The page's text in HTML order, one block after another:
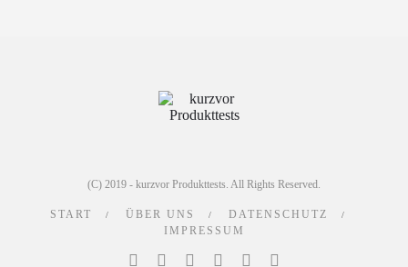
(C) 2019 - kurzvor Produkttests. All Rights Reserved.
START ÜBER UNS
DATENSCHUTZ
IMPRESSUM